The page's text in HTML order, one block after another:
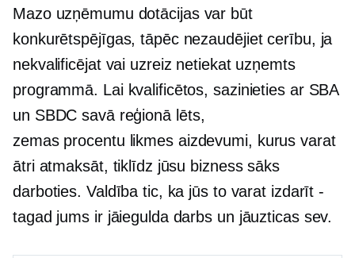
Mazo uzņēmumu dotācijas var būt
konkurētspējīgas, tāpēc nezaudējiet cerību, ja
nekvalificējat vai uzreiz netiekat uzņemts
programmā. Lai kvalificētos, sazinieties ar SBA
un SBDC savā reģionā lēts,
zemas procentu likmesaizdevumi, kurus varat
ātri atmaksāt, tiklīdz jūsu bizness sāks
darboties. Valdība tic, ka jūs to varat izdarīt-
tagad jums ir jāiegulda darbs un jāuzticas sev.